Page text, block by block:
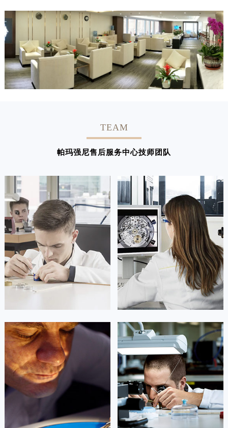
TEAM
帕玛强尼售后服务中心技师团队
凯罗尔·切尔西
资深帕玛强尼技师
是帕玛强尼售后服务中心
(帕玛强尼保养维修中心)
的高级技师之一
Beijing parmigiani Maintain center
北京帕玛强尼维修
达芙妮·克劳迪娅
资深帕玛强尼技师
是帕玛强尼售后服务中心
(帕玛强尼保养维修中心)
的高级技师之一
Shanghai parmigiani Maintain center
 上海帕玛强尼维修